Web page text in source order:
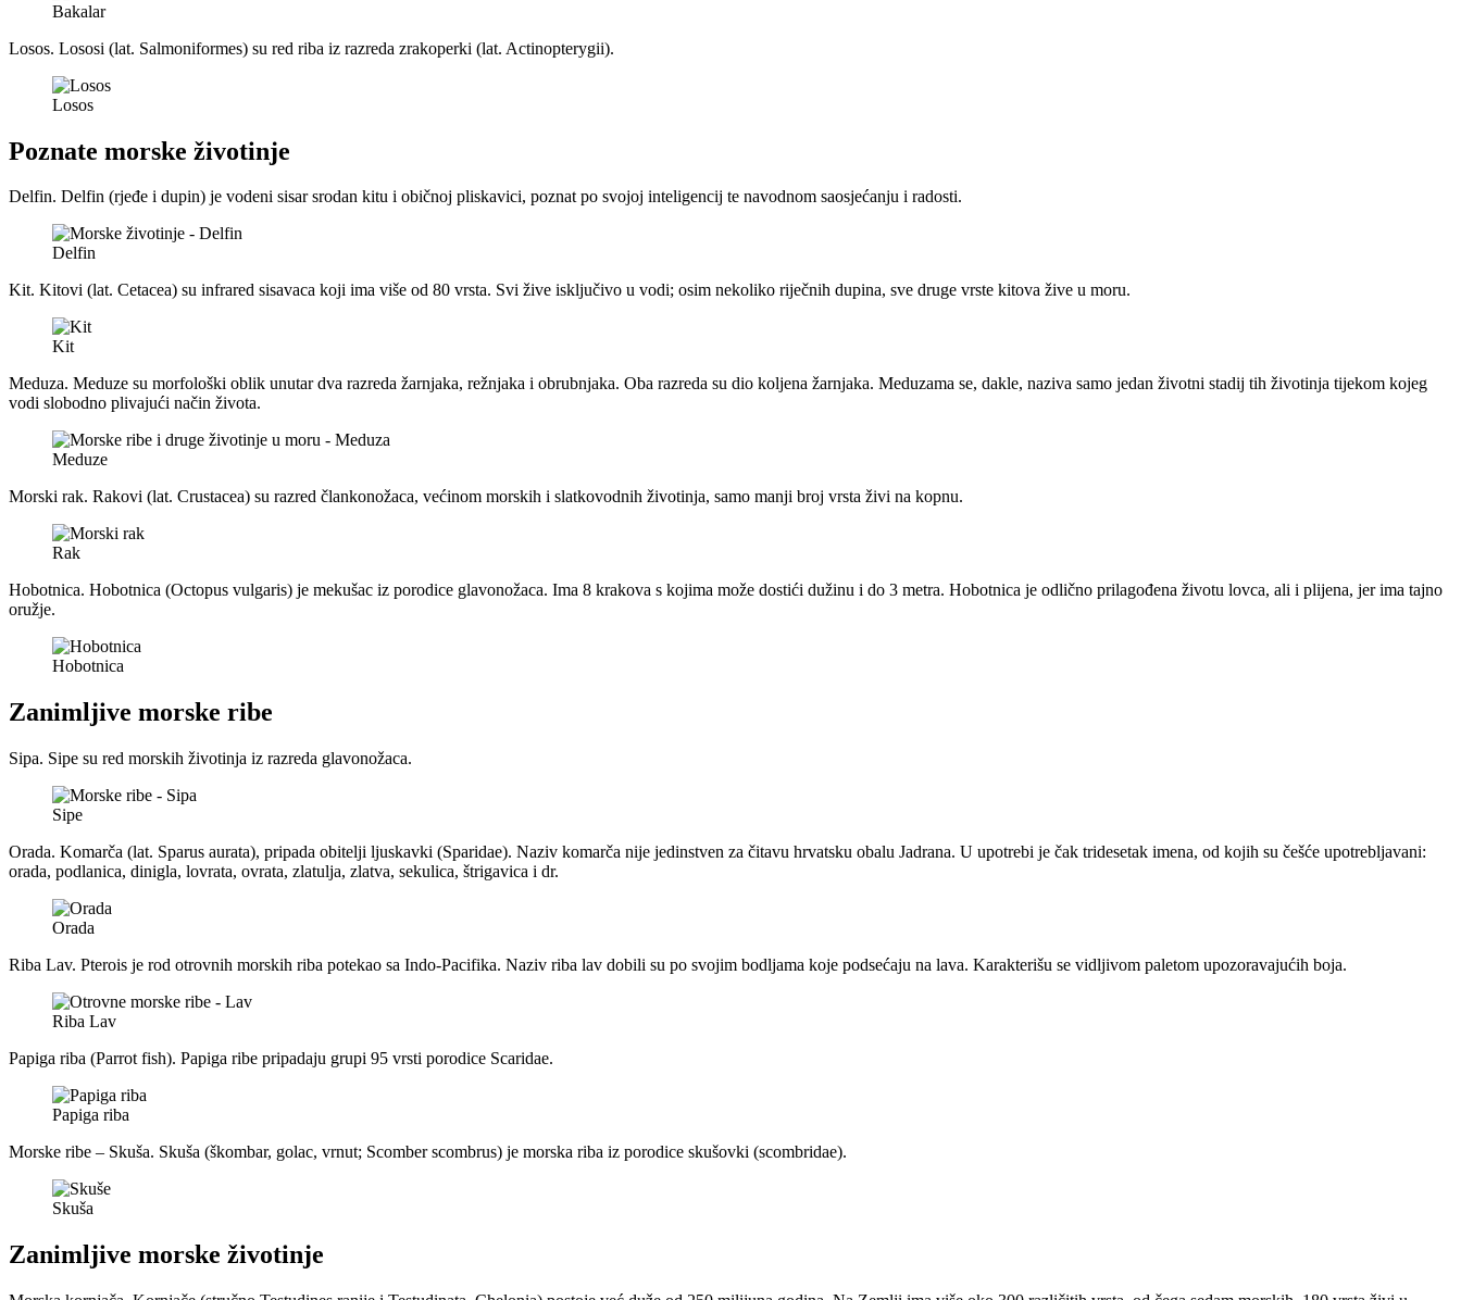
Bakalar
Losos. Lososi (lat. Salmoniformes) su red riba iz razreda zrakoperki (lat. Actinopterygii).
Losos
Poznate morske životinje
Delfin. Delfin (rjeđe i dupin) je vodeni sisar srodan kitu i običnoj pliskavici, poznat po svojoj inteligencij te navodnom saosjećanju i radosti.
Delfin
Kit. Kitovi (lat. Cetacea) su infrared sisavaca koji ima više od 80 vrsta. Svi žive isključivo u vodi; osim nekoliko riječnih dupina, sve druge vrste kitova žive u moru.
Kit
Meduza. Meduze su morfološki oblik unutar dva razreda žarnjaka, režnjaka i obrubnjaka. Oba razreda su dio koljena žarnjaka. Meduzama se, dakle, naziva samo jedan životni stadij tih životinja tijekom kojeg
vodi slobodno plivajući način života.
Meduze
Morski rak. Rakovi (lat. Crustacea) su razred člankonožaca, većinom morskih i slatkovodnih životinja, samo manji broj vrsta živi na kopnu.
Rak
Hobotnica. Hobotnica (Octopus vulgaris) je mekušac iz porodice glavonožaca. Ima 8 krakova s kojima može dostići dužinu i do 3 metra. Hobotnica je odlično prilagođena životu lovca, ali i plijena, jer ima tajno
oružje.
Hobotnica
Zanimljive morske ribe
Sipa. Sipe su red morskih životinja iz razreda glavonožaca.
Sipe
Orada. Komarča (lat. Sparus aurata), pripada obitelji ljuskavki (Sparidae). Naziv komarča nije jedinstven za čitavu hrvatsku obalu Jadrana. U upotrebi je čak tridesetak imena, od kojih su češće upotrebljavani:
orada, podlanica, dinigla, lovrata, ovrata, zlatulja, zlatva, sekulica, štrigavica i dr.
Orada
Riba Lav. Pterois je rod otrovnih morskih riba potekao sa Indo-Pacifika. Naziv riba lav dobili su po svojim bodljama koje podsećaju na lava. Karakterišu se vidljivom paletom upozoravajućih boja.
Riba Lav
Papiga riba (Parrot fish). Papiga ribe pripadaju grupi 95 vrsti porodice Scaridae.
Papiga riba
Morske ribe – Skuša. Skuša (škombar, golac, vrnut; Scomber scombrus) je morska riba iz porodice skušovki (scombridae).
Skuša
Zanimljive morske životinje